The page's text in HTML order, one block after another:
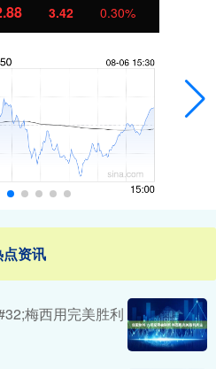
3.42 0.30%
点资讯
梅西用完美胜利